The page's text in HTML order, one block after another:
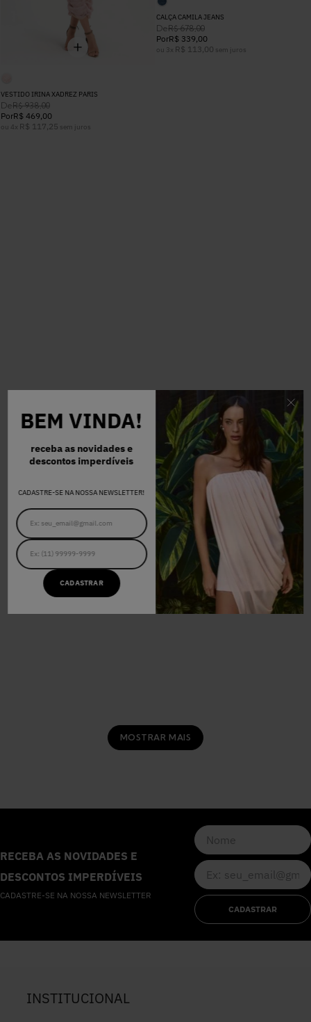
BEM VINDA!
receba as novidades e
descontos imperdíveis
CADASTRE-SE NA NOSSA NEWSLETTER!
CADASTRAR
VESTIDO IRINA XADREZ PARIS
DeR$ 938,00
PorR$ 469,00
ou 4 x R$ 117,25 sem juros
CALÇA CAMILA JEANS
DeR$ 678,00
PorR$ 339,00
ou 3 x R$ 113,00 sem juros
MOSTRAR MAIS
RECEBA AS NOVIDADES E
DESCONTOS IMPERDÍVEIS
CADASTRE-SE NA NOSSA NEWSLETTER
CADASTRAR
INSTITUCIONAL